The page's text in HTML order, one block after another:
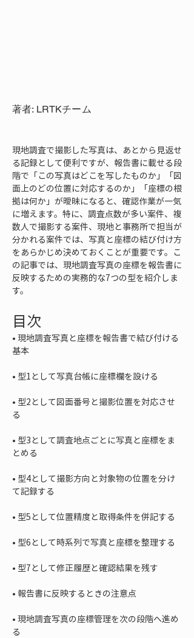
著者: LRTKチーム
現地調査で撮影した写真は、あとから見返せ
る記録として便利ですが、報告書に載せる段
階で「この写真はどこを写したものか」「図
面上のどの位置に対応するのか」「座標の根
拠は何か」が曖昧になると、確認作業が一気
に増えます。特に、調査点数が多い案件、複
数人で撮影する案件、現地と事務所で担当が
分かれる案件では、写真と座標の結び付け方
をあらかじめ決めておくことが重要です。こ
の記事では、現地調査写真の座標を報告書に
反映するための実務的な7つの型を紹介しま
す。
目次
• 現地調査写真と座標を報告書で結び付ける
•
• 型2として図面番号と撮影位置を対応させ
• 型3として調査地点ごとに写真と座標をま
• 型4として撮影方向と対象物の位置を分け
•
•
•
•
• 現地調査写真の座標管理を次の段階へ進め
る